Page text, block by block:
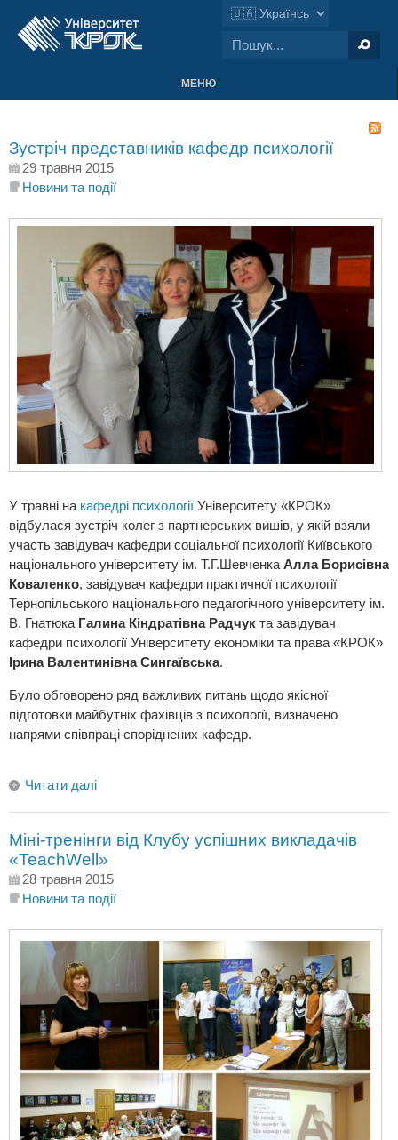
МЕНЮ
Зустріч представників кафедр психології
29 травня 2015
Новини та події
У травні на кафедрі психології Університету «КРОК»
відбулася зустріч колег з партнерських вишів, у якій взяли
участь завідувач кафедри соціальної психології Київського
національного університету ім. Т.Г.Шевченка Алла Борисівна
Коваленко, завідувач кафедри практичної психології
Тернопільського національного педагогічного університету ім.
В. Гнатюка Галина Кіндратівна Радчук та завідувач
кафедри психології Університету економіки та права «КРОК»
Ірина Валентинівна Сингаївська.
Було обговорено ряд важливих питань щодо якісної
підготовки майбутніх фахівців з психології, визначено
напрями співпраці споріднених кафедр.
Читати далі
Міні-тренінги від Клубу успішних викладачів
«TeachWell»
28 травня 2015
Новини та події